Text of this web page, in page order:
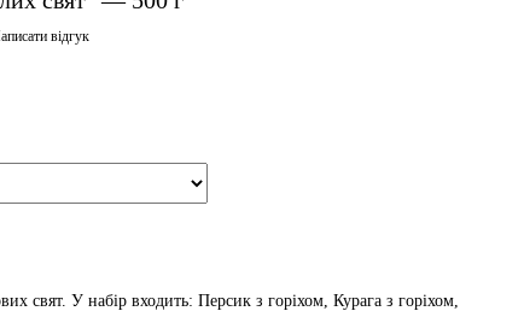
відгук
свят. У набір входить: Персик з горіхом, Курага з горіхом,